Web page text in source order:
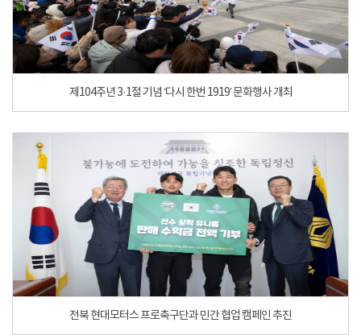
제104주년 3·1절 기념 ‘다시 한번 1919’ 문화행사 개최
전북 현대모터스 프로축구단과 민간 협업 캠페인 추진